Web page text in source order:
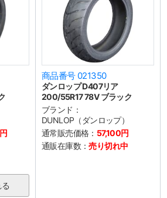
商品番号 021350
ダンロップ D407リア
200/55R17 78V ブラック
ブランド：
DUNLOP（ダンロップ）
通常販売価格： 57,100円
通販在庫数：売り切れ中